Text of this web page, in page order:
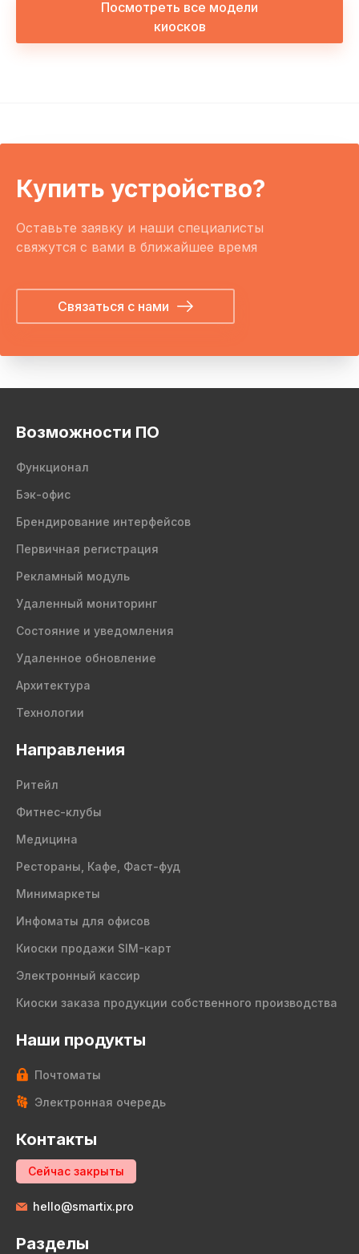
Посмотреть все модели
киосков
Купить устройство?
Оставьте заявку и наши специалисты
свяжутся с вами в ближайшее время
Связаться с нами
Возможности ПО
Функционал
Бэк-офис
Брендирование интерфейсов
Первичная регистрация
Рекламный модуль
Удаленный мониторинг
Состояние и уведомления
Удаленное обновление
Архитектура
Технологии
Направления
Ритейл
Фитнес-клубы
Медицина
Рестораны, Кафе, Фаст-фуд
Минимаркеты
Инфоматы для офисов
Киоски продажи SIM-карт
Электронный кассир
Киоски заказа продукции собственного производства
Наши продукты
Почтоматы
Электронная очередь
Контакты
Сейчас закрыты
hello@smartix.pro
Разделы